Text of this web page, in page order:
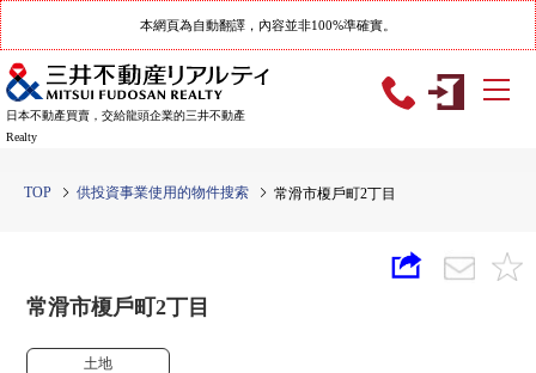
本網頁為自動翻譯，內容並非100%準確實。
日本不動產買賣，交給龍頭企業的三井不動產
Realty
TOP 供投資事業使用的物件搜索 常滑市榎戶町2丁目
常滑市榎戶町2丁目
土地